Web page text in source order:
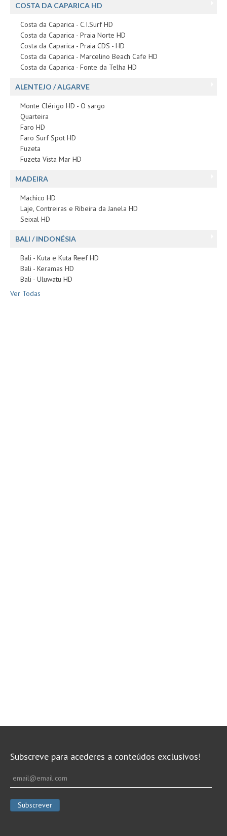
COSTA DA CAPARICA HD
Costa da Caparica - C.I.Surf HD
Costa da Caparica - Praia Norte HD
Costa da Caparica - Praia CDS - HD
Costa da Caparica - Marcelino Beach Cafe HD
Costa da Caparica - Fonte da Telha HD
ALENTEJO / ALGARVE
Monte Clérigo HD - O sargo
Quarteira
Faro HD
Faro Surf Spot HD
Fuzeta
Fuzeta Vista Mar HD
MADEIRA
Machico HD
Laje, Contreiras e Ribeira da Janela HD
Seixal HD
BALI / INDONÉSIA
Bali - Kuta e Kuta Reef HD
Bali - Keramas HD
Bali - Uluwatu HD
Ver Todas
Subscreve para acederes a conteúdos exclusivos!